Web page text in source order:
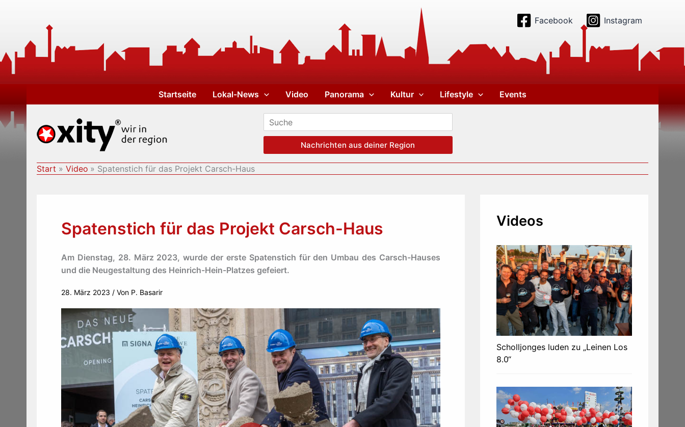
Facebook Instagram
Startseite Lokal-News Video Panorama Kultur Lifestyle Events
Nachrichten aus deiner Region
Start Video Spatenstich für das Projekt Carsch-Haus
Spatenstich für das Projekt Carsch-Haus
Am Dienstag, 28. März 2023, wurde der erste Spatenstich für den Umbau des Carsch-Hauses
und die Neugestaltung des Heinrich-Hein-Platzes gefeiert.
28. März 2023 / Von P. Basarir
Videos
Scholljonges luden zu „Leinen Los
8.0“